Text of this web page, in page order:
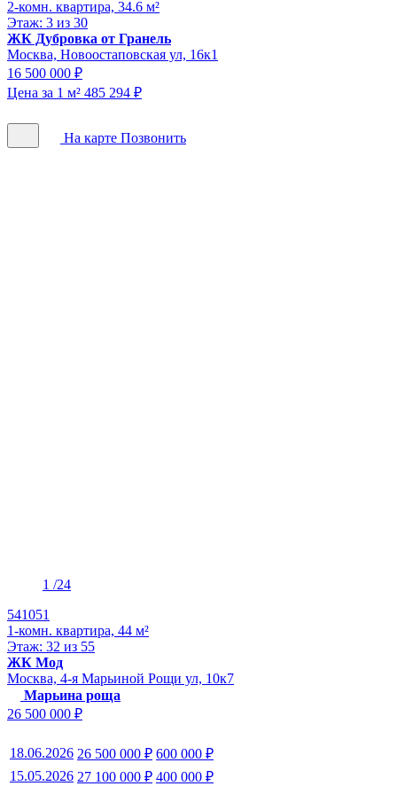
2-комн. квартира, 34.6 м²
Этаж: 3 из 30
ЖК Дубровка от Гранель
Москва, Новоостаповская ул, 16к1
16 500 000 ₽
Цена за 1 м² 485 294 ₽
На карте Позвонить
1 /24
541051
1-комн. квартира, 44 м²
Этаж: 32 из 55
ЖК Мод
Москва, 4-я Марьиной Рощи ул, 10к7
Марьина роща
26 500 000 ₽
18.06.2026 26 500 000 ₽ 600 000 ₽
15.05.2026 27 100 000 ₽ 400 000 ₽